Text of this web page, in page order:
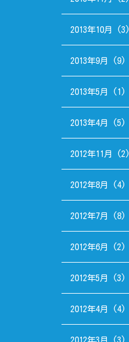
2013年10月 (3)
2013年9月 (9)
2013年5月 (1)
2013年4月 (5)
2012年11月 (2)
2012年8月 (4)
2012年7月 (8)
2012年6月 (2)
2012年5月 (3)
2012年4月 (4)
2012年3月 (3)